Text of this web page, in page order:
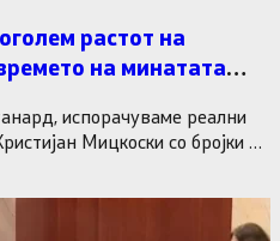
растот на
на минатата
испорачуваме реални
Мицкоски со бројки и